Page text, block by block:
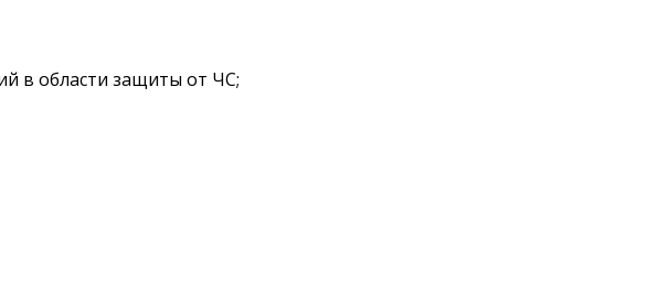
в области защиты от ЧС;